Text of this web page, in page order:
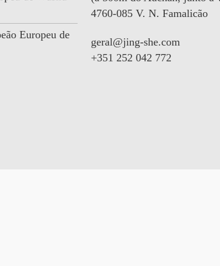
Europeu de
4760-085 V. N. Famalicão
geral@jing-she.com
+351 252 042 772